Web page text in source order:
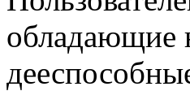
обладающие